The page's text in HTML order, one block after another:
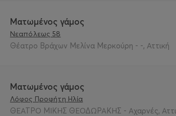
Ματωμένος γάμος
Νεαπόλεως 58
Θέατρο Βράχων Μελίνα Μερκούρη - -, Αττική
Ματωμένος γάμος
Λόφος Προφήτη Ηλία
ΘΕΑΤΡΟ ΜΙΚΗΣ ΘΕΟΔΩΡΑΚΗΣ - Αχαρνές,